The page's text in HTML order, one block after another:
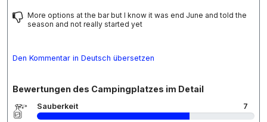
More options at the bar but I know it was end June and told the
season and not really started yet
Den Kommentar in Deutsch übersetzen
Bewertungen des Campingplatzes im Detail
Sauberkeit 7